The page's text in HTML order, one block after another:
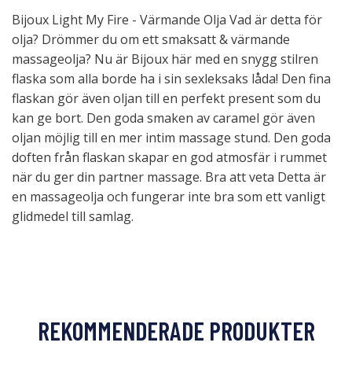
Bijoux Light My Fire - Värmande Olja Vad är detta för
olja? Drömmer du om ett smaksatt & värmande
massageolja? Nu är Bijoux här med en snygg stilren
flaska som alla borde ha i sin sexleksaks låda! Den fina
flaskan gör även oljan till en perfekt present som du
kan ge bort. Den goda smaken av caramel gör även
oljan möjlig till en mer intim massage stund. Den goda
doften från flaskan skapar en god atmosfär i rummet
när du ger din partner massage. Bra att veta Detta är
en massageolja och fungerar inte bra som ett vanligt
glidmedel till samlag.
REKOMMENDERADE PRODUKTER